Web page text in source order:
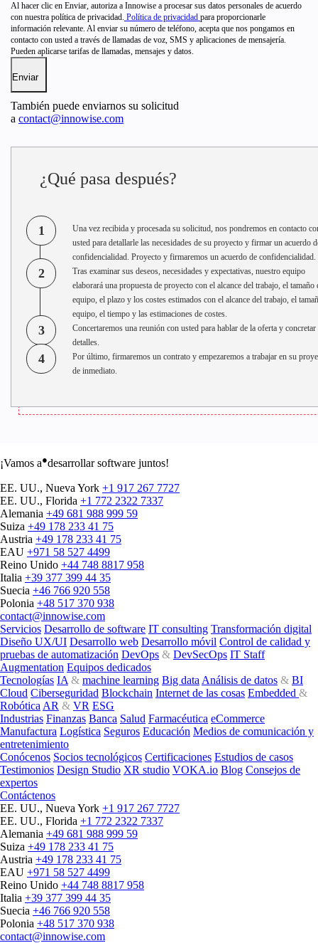
Al hacer clic en Enviar, autoriza a Innowise a procesar sus datos personales de acuerdo
con nuestra política de privacidad. Política de privacidad para proporcionarle
información relevante. Al enviar su número de teléfono, acepta que nos pongamos en
contacto con usted a través de llamadas de voz, SMS y aplicaciones de mensajería.
Pueden aplicarse tarifas de llamadas, mensajes y datos.
También puede enviarnos su solicitud
a contact@innowise.com
¿Qué pasa después?
1
Una vez recibida y procesada su solicitud, nos pondremos en contacto
usted para detallarle las necesidades de su proyecto y firmar un acuerdo
confidencialidad. Proyecto y firmaremos un acuerdo de confidencialidad.
2
Tras examinar sus deseos, necesidades y expectativas, nuestro equipo
elaborará una propuesta de proyecto con el alcance del trabajo, el tamaño
equipo, el plazo y los costes estimados con el alcance del trabajo, el
equipo, el tiempo y las estimaciones de costes.
3
Concertaremos una reunión con usted para hablar de la oferta y concretar
detalles.
4
Por último, firmaremos un contrato y empezaremos a trabajar en su
de inmediato.
¡Vamos a●desarrollar software juntos!
EE. UU., Nueva York +1 917 267 7727
EE. UU., Florida +1 772 2322 7337
Alemania +49 681 988 999 59
Suiza +49 178 233 41 75
Austria +49 178 233 41 75
EAU +971 58 527 4499
Reino Unido +44 748 8817 958
Italia +39 377 399 44 35
Suecia +46 766 920 558
Polonia +48 517 370 938
contact@innowise.com
Servicios Desarrollo de software IT consulting Transformación digital
Diseño UX/UI Desarrollo web Desarrollo móvil Control de calidad y
pruebas de automatización DevOps & DevSecOps IT Staff
Augmentation Equipos dedicados
Tecnologías IA & machine learning Big data Análisis de datos & BI
Cloud Ciberseguridad Blockchain Internet de las cosas Embedded &
Robótica AR & VR ESG
Industrias Finanzas Banca Salud Farmacéutica eCommerce
Manufactura Logística Seguros Educación Medios de comunicación y
entretenimiento
Conócenos Socios tecnológicos Certificaciones Estudios de casos
Testimonios Design Studio XR studio VOKA.io Blog Consejos de
expertos
Contáctenos
EE. UU., Nueva York +1 917 267 7727
EE. UU., Florida +1 772 2322 7337
Alemania +49 681 988 999 59
Suiza +49 178 233 41 75
Austria +49 178 233 41 75
EAU +971 58 527 4499
Reino Unido +44 748 8817 958
Italia +39 377 399 44 35
Suecia +46 766 920 558
Polonia +48 517 370 938
contact@innowise.com